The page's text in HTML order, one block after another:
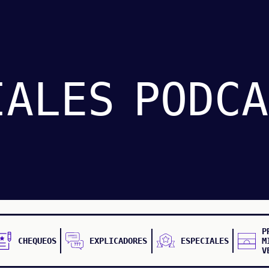
CHEQUEOS EXPLICADORES ESPECIALES